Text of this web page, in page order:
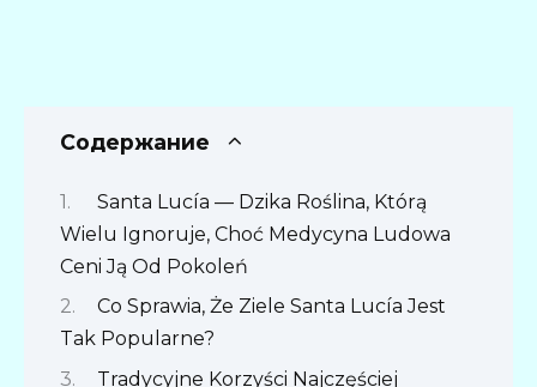
Содержание
Santa Lucía — Dzika Roślina, Którą
Wielu Ignoruje, Choć Medycyna Ludowa
Ceni Ją Od Pokoleń
Co Sprawia, Że Ziele Santa Lucía Jest
Tak Popularne?
Tradycyjne Korzyści Najczęściej